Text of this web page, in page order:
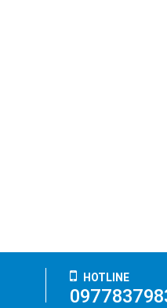
HOTLINE